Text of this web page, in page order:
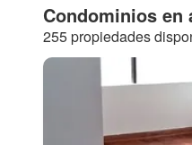
Condominios en
255 propiedades